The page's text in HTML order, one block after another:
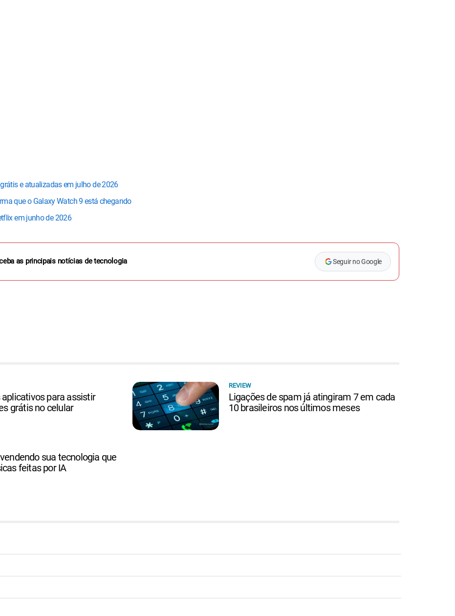
e atualizadas em julho de 2026
que o Galaxy Watch 9 está chegando
em junho de 2026
as principais notícias de tecnologia Seguir no Google
para assistir
grátis no celular
REVIEW
Ligações de spam já atingiram 7 em cada
10 brasileiros nos últimos meses
sua tecnologia que
feitas por IA